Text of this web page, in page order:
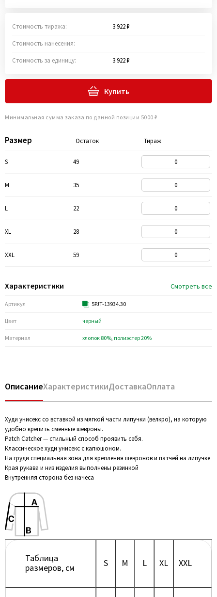
Размер Остаток Тираж
S 49
M 35
L 22
XL 28
XXL 59
Характеристики Смотреть все
Артикул 5PJT-13934.30
Цвет черный
Материал хлопок 80%, полиэстер 20%
Стоимость тиража: 3 922 ₽
Стоимость нанесения:
Стоимость за единицу: 3 922 ₽
Купить
Минимальная сумма заказа по данной позиции 5000 ₽
ОписаниеХарактеристикиДоставкаОплата
Худи унисекс со вставкой из мягкой части липучки (велкро), на которую
удобно крепить сменные шевроны.
Patch Catcher — стильный способ проявить себя.
Классическое худи унисекс с капюшоном.
На груди специальная зона для крепления шевронов и патчей на липучке
Края рукава и низ изделия выполнены резинкой
Внутренняя сторона без начеса
Таблица
размеров, см
S M L XL XXL